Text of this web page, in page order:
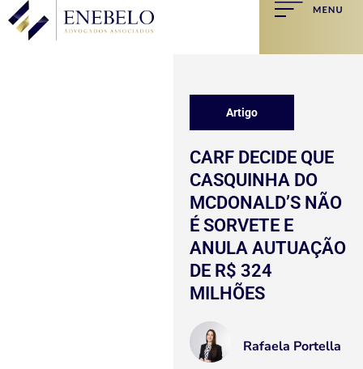
Artigo
CARF DECIDE QUE
CASQUINHA DO
MCDONALD’S NÃO
É SORVETE E
ANULA AUTUAÇÃO
DE R$ 324
MILHÕES
Rafaela Portella